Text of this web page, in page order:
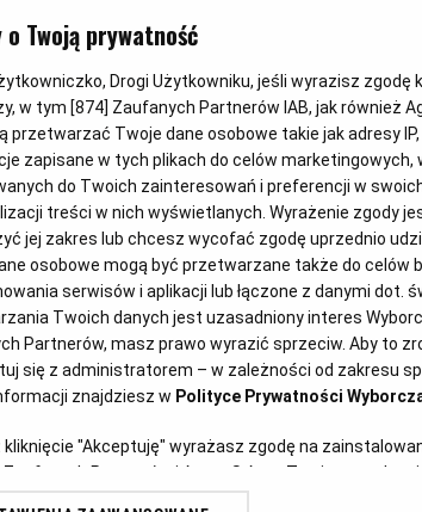
dzięki kolorowym
o Twoją prywatność
Drogi Użytkowniku, jeśli wyrazisz zgodę
w tym [874] Zaufanych Partnerów IAB, jak również
przetwarzać Twoje dane osobowe takie jak adresy
zapisane w tych plikach do celów
do Twoich zainteresowań i preferencji w
treści w nich wyświetlanych. Wyrażenie zgody
jej zakres lub chcesz wycofać zgodę uprzednio
osobowe mogą być przetwarzane także do celów
serwisów i aplikacji lub łączone z danymi dot.
Twoich danych jest uzasadniony interes
Partnerów, masz prawo wyrazić sprzeciw. Aby to
się z administratorem – w zależności od zakresu
znajdziesz w Polityce Prywatności
kliknięcie "Akceptuję" wyrażasz zgodę na
Zaufanych Partnerów i Agora S.A. na Twoim
dot. plików cookie, ponownie wywołując